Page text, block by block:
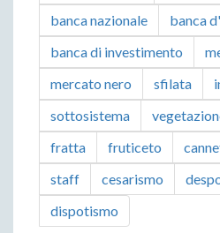
banca nazionale
banca
banca di investimento
mercato nero
sfilata
sottosistema
fratta
fruticeto
staff
cesarismo
dispotismo